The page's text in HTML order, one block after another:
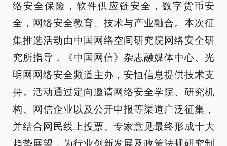
络安全保险，软件供应链安全，数字货币安
全，网络安全教育、技术与产业融合。本次征
集推选活动由中国网络空间研究院网络安全研
究所指导，《中国网信》杂志融媒体中心、光
明网网络安全频道主办，安恒信息提供技术支
持。活动通过定向邀请网络安全学院、研究机
构、网信企业以及公开申报等渠道广泛征集，
并结合网民线上投票、专家意见最终形成十大
趋势展望，为行业创新发展及政策法规研究制